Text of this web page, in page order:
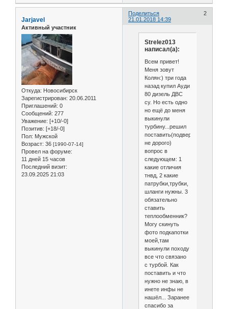
Поделиться
2
21.01.2018 14:39
Jarjavel
Активный участник
Откуда: Новосибирск
Зарегистрирован: 20.06.2011
Приглашений: 0
Сообщений: 277
Уважение: [+10/-0]
Позитив: [+18/-0]
Пол: Мужской
Возраст: 36 [1990-07-14]
Провел на форуме:
11 дней 15 часов
Последний визит:
23.09.2025 21:03
Strelez013
написал(а):
Всем привет!
Меня зовут
Колян:) три года
назад купил Ауди
80 дизель ДВС
cy. Но есть одно
но ещё до меня
выкинули
турбину...решил
поставить(подвернулась
не дорого)
вопрос в
следующем: 1
какие отличия
тнвд, 2 какие
патрубки,трубки,
шланги нужны. 3
обязательно
ставить
теплообменник?
Могу скинуть
фото подкапотки
моей,там
выкинули походу
все что связано
с турбой. Как
поставить и что
нужно не знаю, в
инете инфы не
нашёл... Заранее
спасибо за